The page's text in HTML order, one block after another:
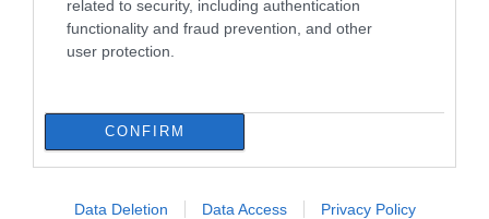
related to security, including authentication
functionality and fraud prevention, and other
user protection.
CONFIRM
Data Deletion Data Access Privacy Policy